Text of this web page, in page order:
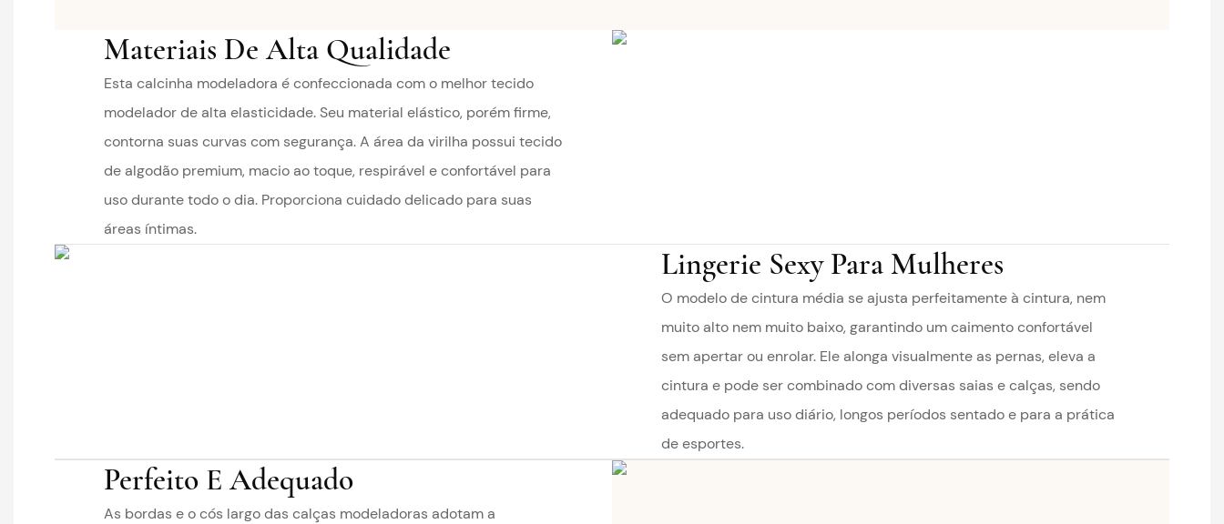
Materiais De Alta Qualidade
Esta calcinha modeladora é confeccionada com o melhor tecido
modelador de alta elasticidade. Seu material elástico, porém firme,
contorna suas curvas com segurança. A área da virilha possui tecido
de algodão premium, macio ao toque, respirável e confortável para
uso durante todo o dia. Proporciona cuidado delicado para suas
áreas íntimas.
Lingerie Sexy Para Mulheres
O modelo de cintura média se ajusta perfeitamente à cintura, nem
muito alto nem muito baixo, garantindo um caimento confortável
sem apertar ou enrolar. Ele alonga visualmente as pernas, eleva a
cintura e pode ser combinado com diversas saias e calças, sendo
adequado para uso diário, longos períodos sentado e para a prática
de esportes.
Perfeito E Adequado
As bordas e o cós largo das calças modeladoras adotam a